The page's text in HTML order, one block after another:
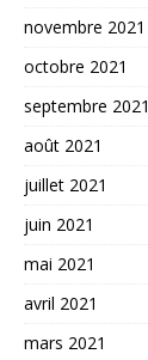
novembre 2021
octobre 2021
septembre 2021
août 2021
juillet 2021
juin 2021
mai 2021
avril 2021
mars 2021